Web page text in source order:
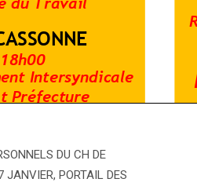
DU CH DE
JANVIER, PORTAIL DES